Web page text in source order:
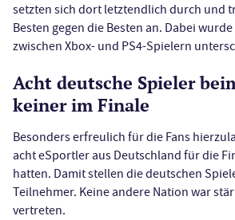
setzten sich dort letztendlich durch und
Besten gegen die Besten an. Dabei
zwischen Xbox- und PS4-Spielern
Acht deutsche Spieler
keiner im Finale
Besonders erfreulich für die Fans
acht eSportler aus Deutschland für die
hatten. Damit stellen die deutschen
Teilnehmer. Keine andere Nation war
vertreten.